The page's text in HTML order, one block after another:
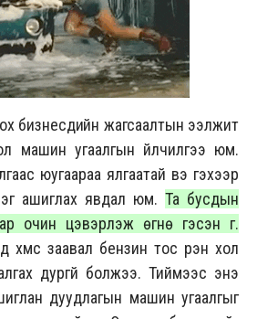
бизнесүүдийн жагсаалтын ээлжит
машин угаалгын үйлчилгээ юм.
юугаараа ялгаатай вэ гэхээр
ашиглах явдал юм.Та бусдын
очин цэвэрлэж өгнө гэсэн үг.
хүмүүс заавал бензин тос үрэн хол
дургүй болжээ. Тиймээс энэ
дуудлагын машин угаалгыг